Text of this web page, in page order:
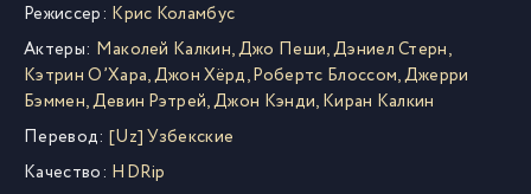
Режиссер: Крис Коламбус
Актеры: Маколей Калкин,Джо Пеши,Дэниел Стерн,
Кэтрин О’Хара,Джон Хёрд,Робертс Блоссом,Джерри
Бэммен,Девин Рэтрей,Джон Кэнди,Киран Калкин
Перевод: [Uz] Узбекские
Качество: HDRip